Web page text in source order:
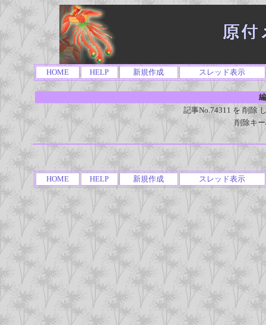
HOME HELP 新規作成 スレッド表示
記事No.74311 を 削除
削除キ
HOME HELP 新規作成 スレッド表示